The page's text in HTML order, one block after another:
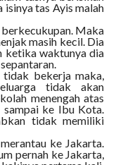
isinya tas Ayis malah
Maka
masih kecil. Dia
ketika waktunya dia
bekerja maka,
tidak akan
menengah atas
sampai ke Ibu Kota.
tidak memiliki
ke Jakarta.
pernah ke Jakarta,